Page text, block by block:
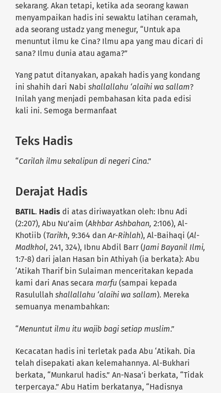
sekarang. Akan tetapi, ketika ada seorang kawan
menyampaikan hadis ini sewaktu latihan ceramah,
ada seorang ustadz yang menegur, “Untuk apa
menuntut ilmu ke Cina? Ilmu apa yang mau dicari di
sana? Ilmu dunia atau agama?”
Yang patut ditanyakan, apakah hadis yang kondang
ini shahih dari Nabishallallahu ‘alaihi wa sallam?
Inilah yang menjadi pembahasan kita pada edisi
kali ini. Semoga bermanfaat
Teks Hadis
“Carilah ilmu sekalipun di negeri Cina.”
Derajat Hadis
BATIL. Hadis di atas diriwayatkan oleh: Ibnu Adi
(2:207), Abu Nu’aim (Akhbar Ashbahan, 2:106), Al-
Khotiib (Tarikh, 9:364 danAr-Rihlah), Al-Baihaqi (Al-
Madkhol, 241, 324), Ibnu Abdil Barr (Jami Bayanil Ilmi,
1:7-8) dari jalan Hasan bin Athiyah (ia berkata): Abu
‘Atikah Tharif bin Sulaiman menceritakan kepada
kami dari Anas secara marfu (sampai kepada
Rasulullahshallallahu ‘alaihi wa sallam). Mereka
semuanya menambahkan:
“Menuntut ilmu itu wajib bagi setiap muslim.”
Kecacatan hadis ini terletak pada Abu ‘Atikah. Dia
telah disepakati akan kelemahannya. Al-Bukhari
berkata, “Munkarul hadis.” An-Nasa’i berkata, “Tidak
terpercaya.” Abu Hatim berkatanya, “Hadisnya